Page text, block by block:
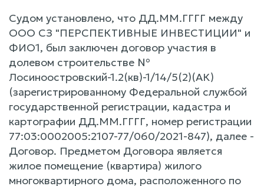
Судом установлено, что ДД.ММ.ГГГГ между
ООО СЗ "ПЕРСПЕКТИВНЫЕ ИНВЕСТИЦИИ" и
ФИО1, был заключен договор участия в
долевом строительстве №
Лосиноостровский-1.2(кв)-1/14/5(2)(АК)
(зарегистрированному Федеральной службой
государственной регистрации, кадастра и
картографии ДД.ММ.ГГГГ, номер регистрации
77:03:0002005:2107-77/060/2021-847), далее -
Договор. Предметом Договора является
жилое помещение (квартира) жилого
многоквартирного дома, расположенного по